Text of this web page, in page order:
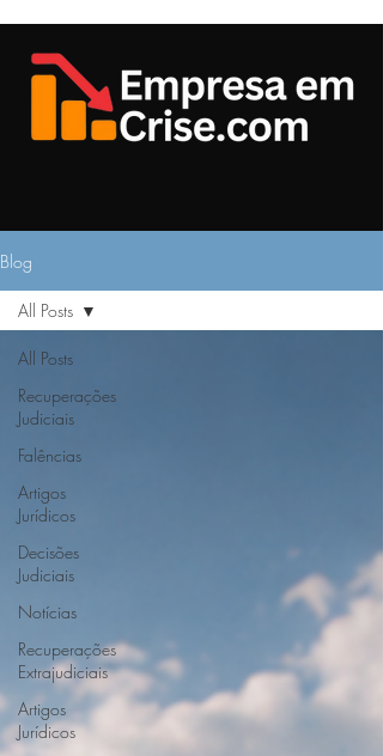
Blog
All Posts
Recuperações
Judiciais
Falências
Artigos
Jurídicos
Decisões
Judiciais
Notícias
Recuperações
Extrajudiciais
Artigos
Jurídicos
All Posts